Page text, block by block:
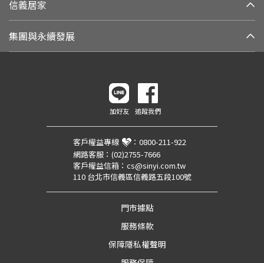
信義居家
集團與永續發展
加好友 追蹤我們
客戶權益專線 ： 0800-211-922
網路客服： (02)2755-7666
客戶權益信箱： cs@sinyi.com.tw
110 台北市信義區信義路五段100號
門市據點
服務條款
保障隱私權聲明